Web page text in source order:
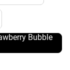
Bubble